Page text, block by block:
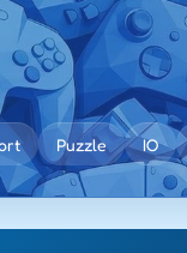
Puzzle IO